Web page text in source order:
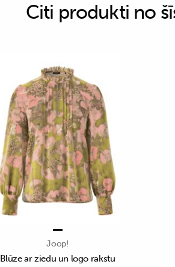
Citi produkti no
Joop!
Blūze ar ziedu un logo rakstu